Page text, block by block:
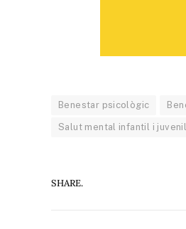
Benestar psicològic
Salut mental infantil i juvenil
SHARE.